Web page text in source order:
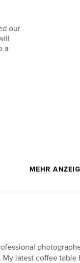
our
a
MEHR
My latest coffee